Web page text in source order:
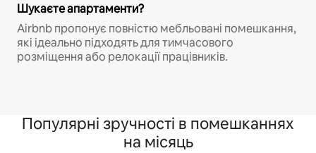
Шукаєте апартаменти?
Airbnb пропонує повністю мебльовані помешкання,
які ідеально підходять для тимчасового
розміщення або релокації працівників.
Популярні зручності в помешканнях
на місяць